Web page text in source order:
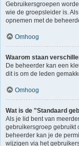
Gebruikersgroepen
wie de groepsleider is.
opnemen met de
Omhoog
Waarom staan
De beheerder kan een
dit is om de leden
Omhoog
Wat is de "Standaard
Als je lid bent van
gebruikersgroep gebruikt
beheerder kan je de
wijzigen via het